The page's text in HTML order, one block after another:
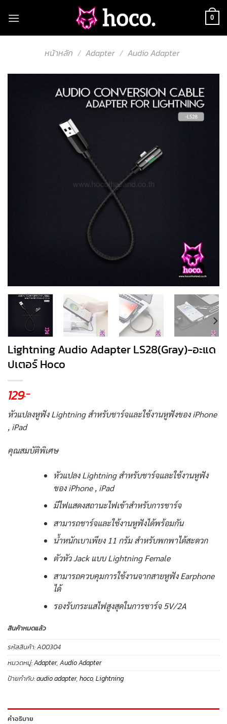
0
หน้าหลัก / Adapter / Audio Adapter
Lightning Audio Adapter LS28(Gray)-อะแด
ปเตอร์ Hoco
129.-
หัวแปลงหูฟัง Lightning สำหรับชาร์จและใช้งานหูฟังของ iPhone
, iPad
คุณสมบัติพิเศษ
หัวแปลง Lightning สำหรับชาร์จและใช้งานหูฟัง
ของ iPhone , iPad
มีไฟแสดงสถานะไฟเข้าสำหรับการชาร์จ
สามารถชาร์จและใช้งานหูฟังได้พร้อมกัน
น้ำหนักเบาเพียง 11 กรัม สำหรับพกพาได้สะดวก
ตัวหัว Jack แบบ Lightning Female
สามารถควบคุมการใช้งานจากสายหูฟัง Earphone
ได้
รองรับกระแสไฟสูงสุดในการชาร์จ 5V/2A
สินค้าหมดแล้ว
รหัสสินค้า:A00304
หมวดหมู่:Adapter, Audio Adapter
ป้ายกำกับ:audio adapter, hoco, Lightning
คำอธิบาย